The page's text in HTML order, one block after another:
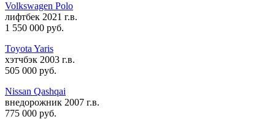
Volkswagen Polo
лифтбек 2021 г.в.
1 550 000 руб.
Toyota Yaris
хэтчбэк 2003 г.в.
505 000 руб.
Nissan Qashqai
внедорожник 2007 г.в.
775 000 руб.